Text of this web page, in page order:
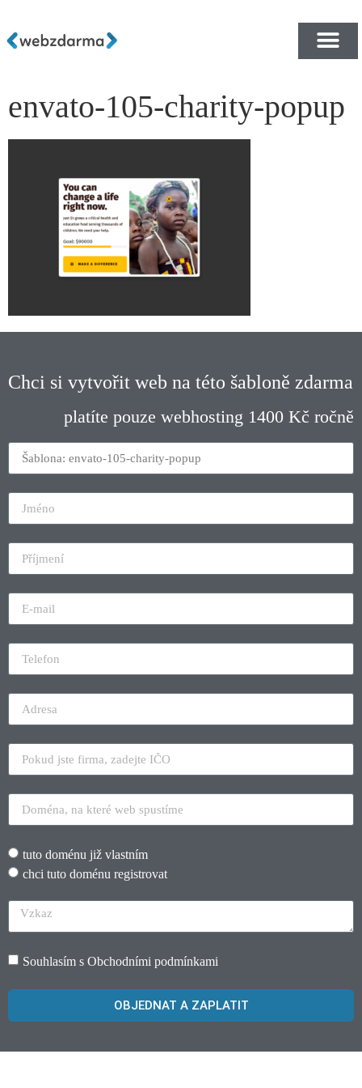
envato-105-charity-popup
Chci si vytvořit web na této šabloně zdarma
platíte pouze webhosting 1400 Kč ročně
tuto doménu již vlastním
chci tuto doménu registrovat
Souhlasím s Obchodními podmínkami
OBJEDNAT A ZAPLATIT